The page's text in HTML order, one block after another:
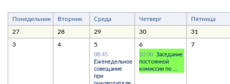
Понедельник Вторник Среда Четверг Пятница
27 28 29 30 31
3 4 5
08:45
Еженедельное
совещание
при
6
10:00 Заседание
постоянной
комиссии по ...
7